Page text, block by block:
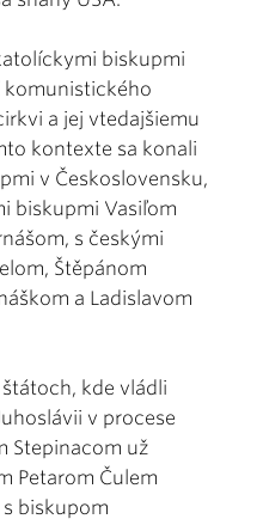
biskupmi
komunistického
a jej vtedajšiemu
kontexte sa konali
v Československu,
biskupmi Vasiľom
s českými
Štěpánom
a Ladislavom
kde vládli
v procese
Stepinacom už
Petarom Čulem
biskupom